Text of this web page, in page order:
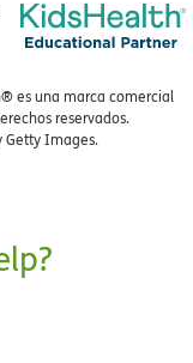
es una marca comercial
reservados.
Getty Images.